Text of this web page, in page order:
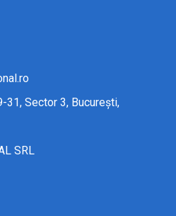
31, Sector 3, București,
SRL